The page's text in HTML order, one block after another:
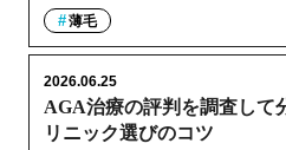
薄毛
AGA治療の評判を調査して
リニック選びのコツ
2026.06.25